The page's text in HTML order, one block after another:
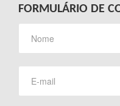
FORMULÁRIO DE